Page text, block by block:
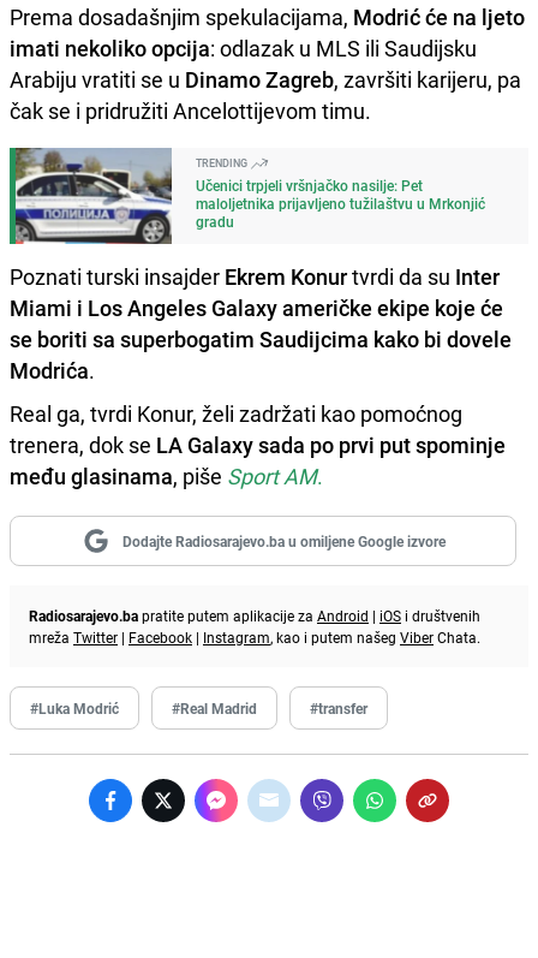
Prema dosadašnjim spekulacijama, Modrić će na ljeto
imati nekoliko opcija: odlazak u MLS ili Saudijsku
Arabiju vratiti se u Dinamo Zagreb, završiti karijeru, pa
čak se i pridružiti Ancelottijevom timu.
TRENDING
Učenici trpjeli vršnjačko nasilje: Pet
maloljetnika prijavljeno tužilaštvu u Mrkonjić
gradu
Poznati turski insajder Ekrem Konurtvrdi da su Inter
Miami i Los Angeles Galaxy američke ekipe koje će
se boriti sa superbogatim Saudijcima kako bi dovele
Modrića.
Real ga, tvrdi Konur, želi zadržati kao pomoćnog
trenera, dok se LA Galaxy sada po prvi put spominje
među glasinama, piše Sport AM.
Dodajte Radiosarajevo.ba u omiljene Google izvore
Radiosarajevo.bapratite putem aplikacije za Android | iOS i društvenih
mreža Twitter | Facebook | Instagram, kao i putem našeg ViberChata.
#Luka Modrić #Real Madrid #transfer